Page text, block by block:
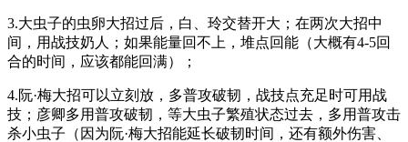
3.大虫子的虫卵大招过后，白、玲交替开大；在两次大招中
间，用战技奶人；如果能量回不上，堆点回能（大概有4-5回
合的时间，应该都能回满）；
4.阮·梅大招可以立刻放，多普攻破韧，战技点充足时可用战
技；彦卿多用普攻破韧，等大虫子繁殖状态过去，多用普攻击
杀小虫子（因为阮·梅大招能延长破韧时间，还有额外伤害、